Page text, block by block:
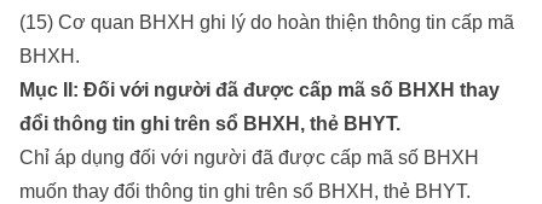
(15) Cơ quan BHXH ghi lý do hoàn thiện thông tin cấp mã
BHXH.
Mục II: Đối với người đã được cấp mã số BHXH thay
đổi thông tin ghi trên sổ BHXH, thẻ BHYT.
Chỉ áp dụng đối với người đã được cấp mã số BHXH
muốn thay đổi thông tin ghi trên sổ BHXH, thẻ BHYT.